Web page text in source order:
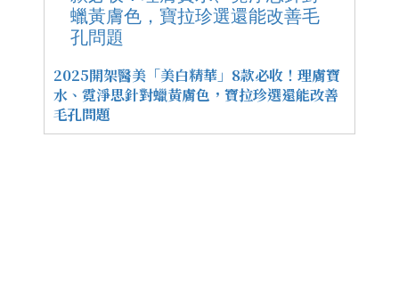
2025開架醫美「美白精華」8款必收！理膚寶
水、霓淨思針對蠟黃膚色，寶拉珍選還能改善
毛孔問題